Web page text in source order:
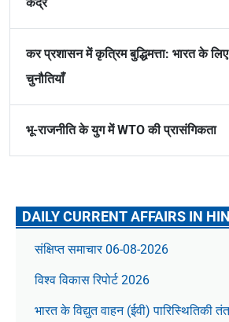
कर प्रशासन में कृत्रिम बुद्धिमत्ता: भारत के
चुनौतियाँ
भू-राजनीति के युग में WTO की प्रासंगिकता
DAILY CURRENT AFFAIRS IN
संक्षिप्त समाचार 06-08-2026
विश्व विकास रिपोर्ट 2026
भारत के विद्युत वाहन (ईवी) पारिस्थितिकी